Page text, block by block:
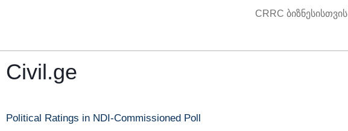
CRRC ბიზნესისთვის
Civil.ge
Political Ratings in NDI-Commissioned Poll